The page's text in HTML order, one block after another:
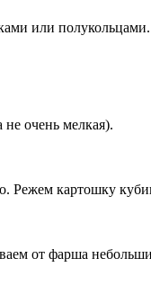
или полукольцами.
очень мелкая).
Режем картошку
от фарша